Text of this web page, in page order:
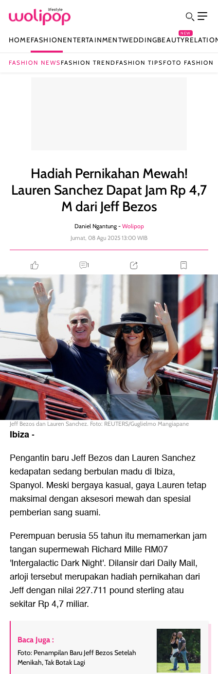
HOMEFASHIONENTERTAINMENTWEDDINGBEAUTY
NEW
FASHION NEWS FASHION TREND FASHION TIPS FOTO FASHION
Hadiah Pernikahan Mewah!
Lauren Sanchez Dapat Jam Rp 4,7
M dari Jeff Bezos
Daniel Ngantung - Wolipop
Jumat, 08 Agu 2025 13:00 WIB
1
Jeff Bezos dan Lauren Sanchez. Foto: REUTERS/Guglielmo Mangiapane
Ibiza-
Pengantin baru Jeff Bezos dan Lauren Sanchez
kedapatan sedang berbulan madu di Ibiza,
Spanyol. Meski bergaya kasual, gaya Lauren tetap
maksimal dengan aksesori mewah dan spesial
pemberian sang suami.
Perempuan berusia 55 tahun itu memamerkan jam
tangan supermewah Richard Mille RM07
'Intergalactic Dark Night'. Dilansir dari Daily Mail,
arloji tersebut merupakan hadiah pernikahan dari
Jeff dengan nilai 227.711 pound sterling atau
sekitar Rp 4,7 miliar.
Baca Juga :
Foto: Penampilan Baru Jeff Bezos Setelah
Menikah, Tak Botak Lagi